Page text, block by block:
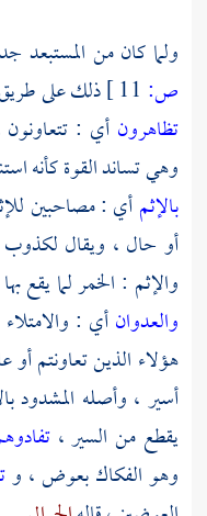
ولما كان من المستبعد
ص:
ذلك على
تظاهرونأي :
وهي تساند القوة كأنه
بالإثمأي : مصاحبين
أو حال ، ويقال لكذوب :
والإثم : الخمر لما يقع
والعدوانأي :
هؤلاء الذين تعاونتم أو
أسير ، وأصله المشدود
يقطع من السير ،
وهو الفكاك بعوض ، و